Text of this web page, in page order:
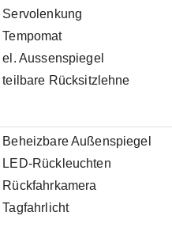
Servolenkung
Tempomat
el. Aussenspiegel
teilbare Rücksitzlehne
Beheizbare Außenspiegel
LED-Rückleuchten
Rückfahrkamera
Tagfahrlicht